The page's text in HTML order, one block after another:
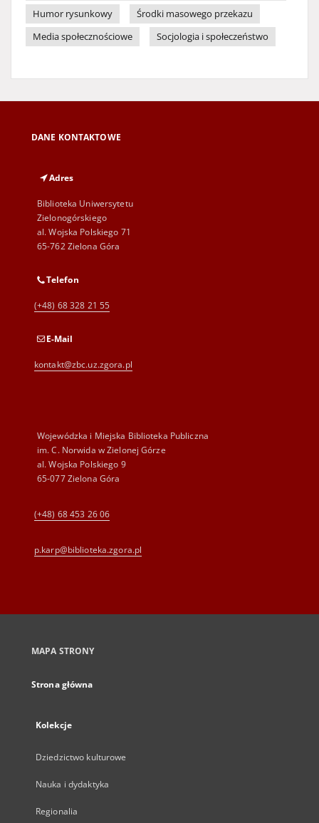
Humor rysunkowy
Środki masowego przekazu
Media społecznościowe
Socjologia i społeczeństwo
DANE KONTAKTOWE
Adres
Biblioteka Uniwersytetu
Zielonogórskiego
al. Wojska Polskiego 71
65-762 Zielona Góra
Telefon
(+48) 68 328 21 55
E-Mail
kontakt@zbc.uz.zgora.pl
Wojewódzka i Miejska Biblioteka Publiczna
im. C. Norwida w Zielonej Górze
al. Wojska Polskiego 9
65-077 Zielona Góra
(+48) 68 453 26 06
p.karp@biblioteka.zgora.pl
MAPA STRONY
Strona główna
Kolekcje
Dziedzictwo kulturowe
Nauka i dydaktyka
Regionalia